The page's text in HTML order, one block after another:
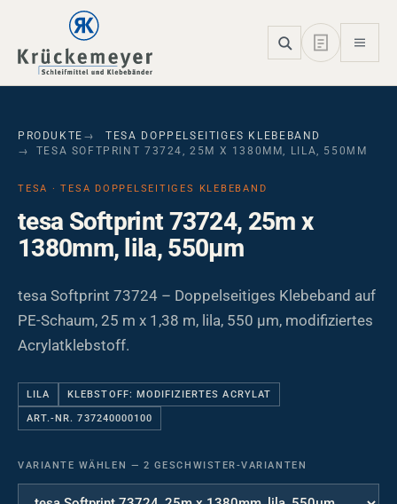
Skip to main navigation
Skip to main content
Skip to page footer
PRODUKTE
TESA DOPPELSEITIGES KLEBEBAND
TESA SOFTPRINT 73724, 25M X 1380MM, LILA, 550ΜM
TESA · TESA DOPPELSEITIGES KLEBEBAND
tesa Softprint 73724, 25m x
1380mm, lila, 550µm
tesa Softprint 73724 – Doppelseitiges Klebeband auf
PE-Schaum, 25 m x 1,38 m, lila, 550 µm, modifiziertes
Acrylatklebstoff.
LILA KLEBSTOFF: MODIFIZIERTES ACRYLAT
ART.-NR. 737240000100
VARIANTE WÄHLEN — 2 GESCHWISTER-VARIANTEN